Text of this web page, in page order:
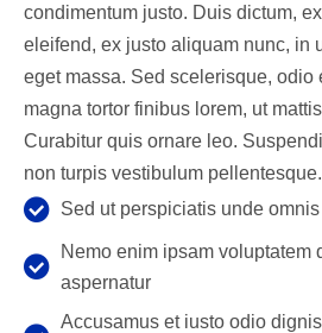
condimentum justo. Duis dictum,
eleifend, ex justo aliquam nunc, in
eget massa. Sed scelerisque, odio
magna tortor finibus lorem, ut
Curabitur quis ornare leo.
non turpis vestibulum pellentesque.
Sed ut perspiciatis unde
Nemo enim ipsam voluptatem
aspernatur
Accusamus et iusto odio